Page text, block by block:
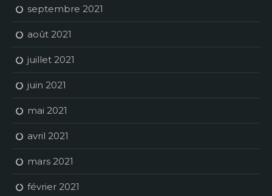
septembre 2021
août 2021
juillet 2021
juin 2021
mai 2021
avril 2021
mars 2021
février 2021